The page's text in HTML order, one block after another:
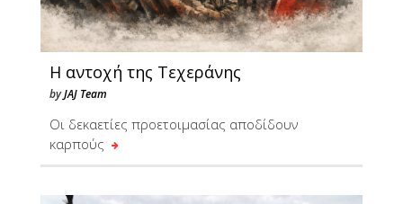
Η αντοχή της Τεχεράνης
byJAJ Team
Οι δεκαετίες προετοιμασίας αποδίδουν
καρπούς